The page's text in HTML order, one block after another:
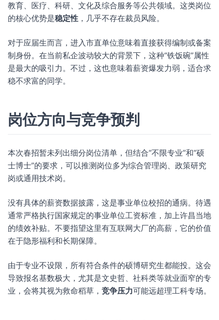
教育、医疗、科研、文化及综合服务等公共领域。这类岗位
的核心优势是稳定性 ，几乎不存在裁员风险。
对于应届生而言，进入市直单位意味着直接获得编制或备案
制身份。在当前私企波动较大的背景下，这种“铁饭碗”属性
是最大的吸引力。不过，这也意味着薪资爆发力弱，适合求
稳不求富的同学。
岗位方向与竞争预判
本次春招暂未列出细分岗位清单，但结合“不限专业”和“硕
士博士”的要求，可以推测岗位多为综合管理岗、政策研究
岗或通用技术岗。
没有具体的薪资数据披露，这是事业单位校招的通病。待遇
通常严格执行国家规定的事业单位工资标准，加上许昌当地
的绩效补贴。不要指望这里有互联网大厂的高薪，它的价值
在于隐形福利和长期保障。
由于专业不设限，所有符合条件的硕博研究生都能投。这会
导致报名基数极大，尤其是文史哲、社科类等就业面窄的专
业，会将其视为救命稻草， 竞争压力可能远超理工科专场。